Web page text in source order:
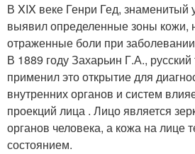
В XIX веке Генри Гед, знаменитый
выявил определенные зоны кожи,
отраженные боли при
В 1889 году Захарьин Г.А.,
применил это открытие для
внутренних органов и систем
проекций лица . Лицо является
органов человека, а кожа на лице
состоянием.